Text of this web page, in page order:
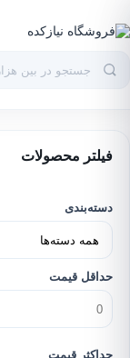
فیلتر محصولات
دسته‌بندی
حداقل قیمت
حداکثر قیمت